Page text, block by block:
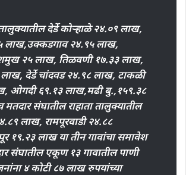
देर्डे कोऱ्हाळे २४.०९ लाख,
लाख,उक्कडगाव २४.९५ लाख,
२५ लाख, तिळवणी १७.३३ लाख,
देर्डे चांदवड २४.९८ लाख, टाकळी
ओगदी ६९.१३ लाख,मढी बु.,१५९.३८
संघातील राहाता तालुक्यातील
लाख, रामपूरवाडी २४.८८
१९.२३ लाख या तीन गावांचा समावेश
संघातील एकूण १३ गावातील पाणी
४ कोटी ८७ लाख रुपयांच्या